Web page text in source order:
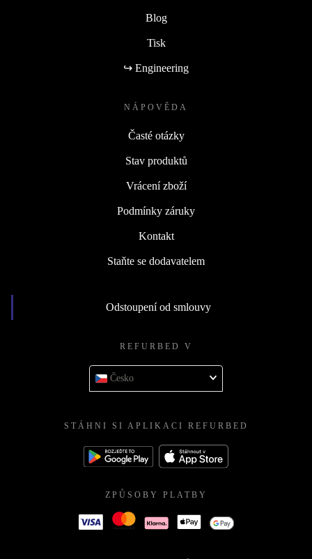
Blog
Tisk
↪ Engineering
NÁPOVĚDA
Časté otázky
Stav produktů
Vrácení zboží
Podmínky záruky
Kontakt
Staňte se dodavatelem
Odstoupení od smlouvy
REFURBED V
Česko
STÁHNI SI APLIKACI REFURBED
ZPŮSOBY PLATBY